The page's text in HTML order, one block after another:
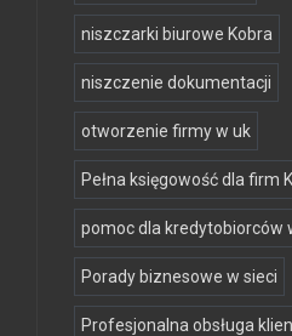
niszczarki biurowe Kobra
niszczenie dokumentacji
otworzenie firmy w uk
Pełna księgowość dla firm
pomoc dla kredytobiorców
Porady biznesowe w sieci
Profesjonalna obsługa